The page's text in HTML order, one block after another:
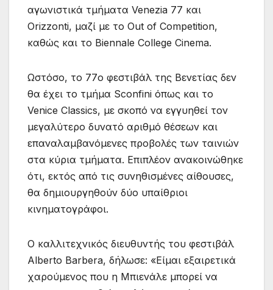
αγωνιστικά τμήματα Venezia 77 και
Orizzonti, μαζί με το Out of Competition,
καθώς και το Biennale College Cinema.
Ωστόσο, το 77ο φεστιβάλ της Βενετίας δεν
θα έχει το τμήμα Sconfini όπως και το
Venice Classics, με σκοπό να εγγυηθεί τον
μεγαλύτερο δυνατό αριθμό θέσεων και
επαναλαμβανόμενες προβολές των ταινιών
στα κύρια τμήματα. Επιπλέον ανακοινώθηκε
ότι, εκτός από τις συνηθισμένες αίθουσες,
θα δημιουργηθούν δύο υπαίθριοι
κινηματογράφοι.
Ο καλλιτεχνικός διευθυντής του φεστιβάλ
Alberto Barbera, δήλωσε: «Είμαι εξαιρετικά
χαρούμενος που η Μπιενάλε μπορεί να